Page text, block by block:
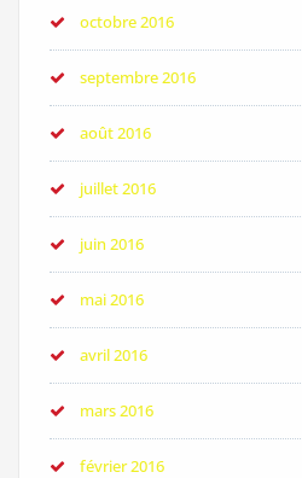
octobre 2016
septembre 2016
août 2016
juillet 2016
juin 2016
mai 2016
avril 2016
mars 2016
février 2016